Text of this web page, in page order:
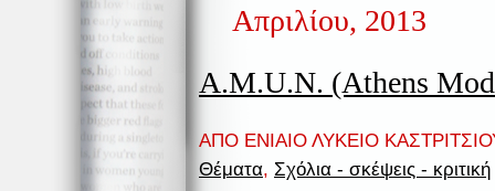
Απριλίου, 2013
A.M.U.N. (Athens
ΑΠΟ ΕΝΙΑΙΟ ΛΥΚΕΙΟ
Θέματα, Σχόλια - σκέψεις - κριτική